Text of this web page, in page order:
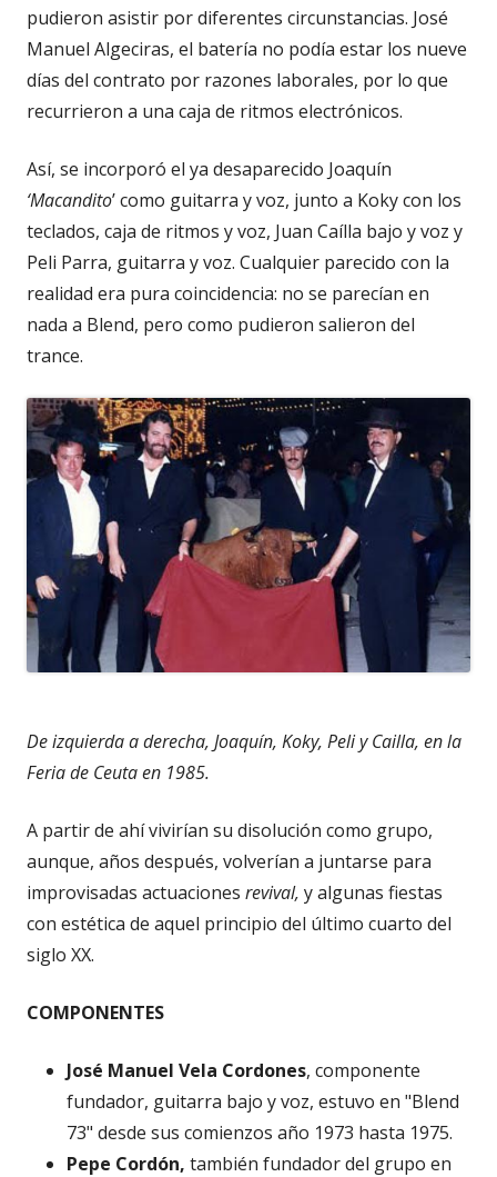
pudieron asistir por diferentes circunstancias. José
Manuel Algeciras, el batería no podía estar los nueve
días del contrato por razones laborales, por lo que
recurrieron a una caja de ritmos electrónicos.
Así, se incorporó el ya desaparecido Joaquín
‘Macandito’ como guitarra y voz, junto a Koky con los
teclados, caja de ritmos y voz, Juan Caílla bajo y voz y
Peli Parra, guitarra y voz. Cualquier parecido con la
realidad era pura coincidencia: no se parecían en
nada a Blend, pero como pudieron salieron del
trance.
De izquierda a derecha, Joaquín, Koky, Peli y Cailla, en la
Feria de Ceuta en 1985.
A partir de ahí vivirían su disolución como grupo,
aunque, años después, volverían a juntarse para
improvisadas actuaciones revival, y algunas fiestas
con estética de aquel principio del último cuarto del
siglo XX.
COMPONENTES
José Manuel Vela Cordones, componente
fundador, guitarra bajo y voz, estuvo en "Blend
73" desde sus comienzos año 1973 hasta 1975.
Pepe Cordón, también fundador del grupo en